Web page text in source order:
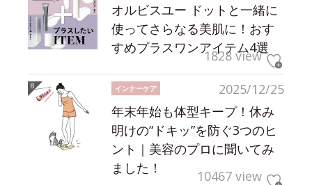
オルビスユー ドットと一緒に
使ってさらなる美肌に！おす
すめプラスワンアイテム4選
1828 view
2025/12/25
インナーケア
年末年始も体型キープ！休み
明けの“ドキッ”を防ぐ3つのヒ
ント｜美容のプロに聞いてみ
ました！
10467 view